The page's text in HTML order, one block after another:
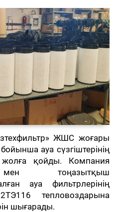
ЖШС жоғары
ауа сүзгіштерінің
жолға қойды. Компания
мен тоңазытқыш
ауа фильтрлерінің
тепловоздарына
шығарады.